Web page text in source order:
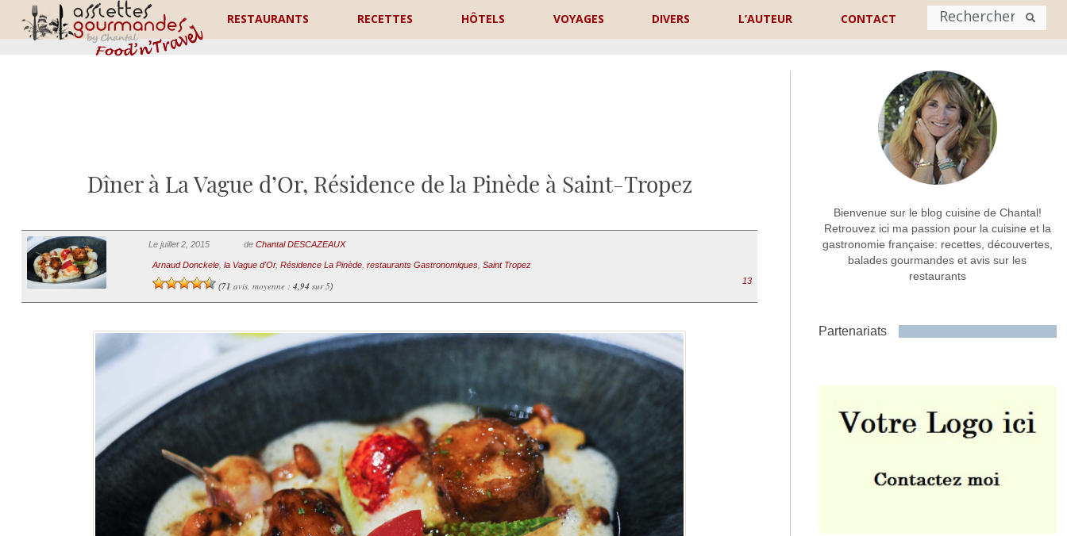
RESTAURANTS RECETTES HÔTELS VOYAGES DIVERS L’AUTEUR CONTACT
Nom
Commentaire ou message *
Dîner à La Vague d’Or, Résidence de la Pinède à Saint-Tropez
Le juillet 2, 2015 de Chantal DESCAZEAUX
Arnaud Donckele, la Vague d'Or, Résidence La Pinède, restaurants Gastronomiques, Saint Tropez
(71 avis, moyenne : 4,94sur 5)
13
Bienvenue sur le blog cuisine de Chantal!
Retrouvez ici ma passion pour la cuisine et la
gastronomie française: recettes, découvertes,
balades gourmandes et avis sur les
restaurants
Partenariats